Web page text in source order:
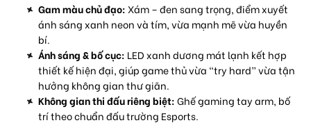
Gam màu chủ đạo:Xám – đen sang trọng, điểm xuyết
ánh sáng xanh neon và tím, vừa mạnh mẽ vừa huyền
bí.
Ánh sáng & bố cục: LED xanh dương mát lạnh kết hợp
thiết kế hiện đại, giúp game thủ vừa “try hard” vừa tận
hưởng không gian thư giãn.
Không gian thi đấu riêng biệt:Ghế gaming tay arm, bố
trí theo chuẩn đấu trường Esports.